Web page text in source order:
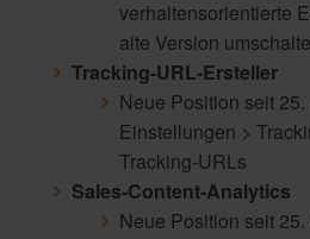
verhaltensorientierte
alte Version
Tracking-URL-Ersteller
Neue Position seit
Einstellungen >
Tracking-URLs
Sales-Content-Analytics
Neue Position seit